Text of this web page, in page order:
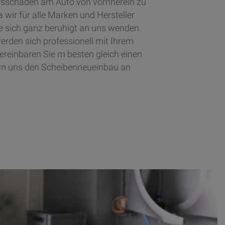
am Auto von vornherein zu
wir für alle Marken und Hersteller
sich ganz beruhigt an uns wenden.
sich professionell mit Ihrem
Sie m besten gleich einen
uns den Scheibenneueinbau an